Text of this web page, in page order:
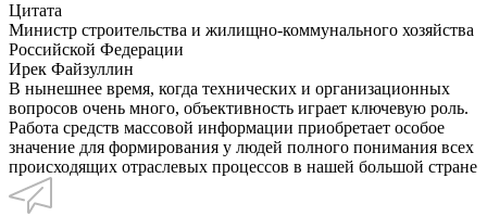
Цитата
Министр строительства и жилищно-коммунального хозяйства
Российской Федерации
Ирек Файзуллин
В нынешнее время, когда технических и организационных
вопросов очень много, объективность играет ключевую роль.
Работа средств массовой информации приобретает особое
значение для формирования у людей полного понимания всех
происходящих отраслевых процессов в нашей большой стране